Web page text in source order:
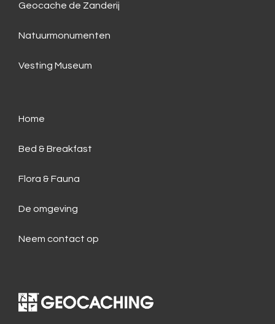
Geocache de Zanderij
Natuurmonumenten
Vesting Museum
Home
Bed & Breakfast
Flora & Fauna
De omgeving
Neem contact op